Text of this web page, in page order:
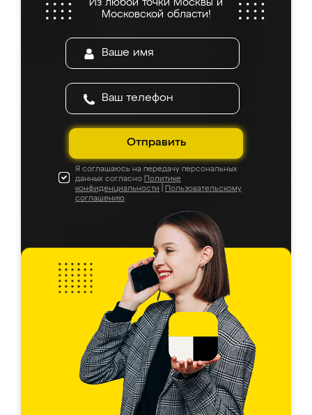
Из любой точки Москвы и
Московской области!
Отправить
Я соглашаюсь на передачу персональных
данных согласно Политике
конфиденциальности
Пользовательскому
соглашению